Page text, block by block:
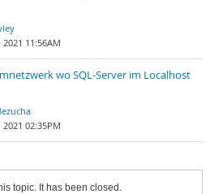
11:56AM
wo SQL-Server im Localhost
02:35PM
topic. It has been closed.